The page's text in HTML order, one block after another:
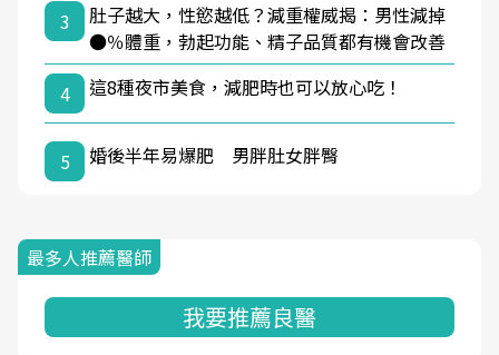
3
肚子越大，性慾越低？減重權威揭：男性減掉
●％體重，勃起功能、精子品質都有機會改善
4
這8種夜市美食，減肥時也可以放心吃！
5 婚後半年易爆肥 男胖肚女胖臀
最多人推薦醫師
我要推薦良醫